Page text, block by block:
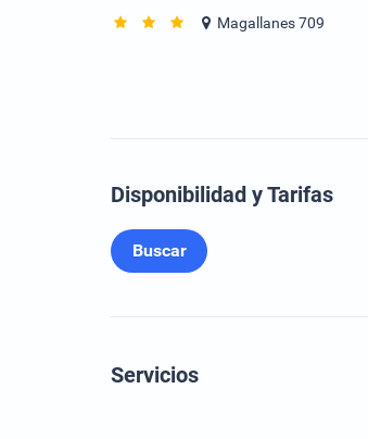
Magallanes 709
Disponibilidad y Tarifas
Buscar
Servicios